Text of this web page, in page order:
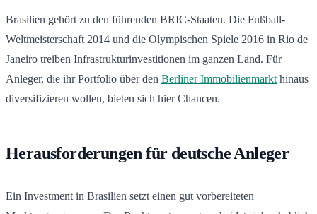
Brasilien gehört zu den führenden BRIC-Staaten. Die Fußball-
Weltmeisterschaft 2014 und die Olympischen Spiele 2016 in Rio de
Janeiro treiben Infrastrukturinvestitionen im ganzen Land. Für
Anleger, die ihr Portfolio über den Berliner Immobilienmarkt hinaus
diversifizieren wollen, bieten sich hier Chancen.
Herausforderungen für deutsche Anleger
Ein Investment in Brasilien setzt einen gut vorbereiteten